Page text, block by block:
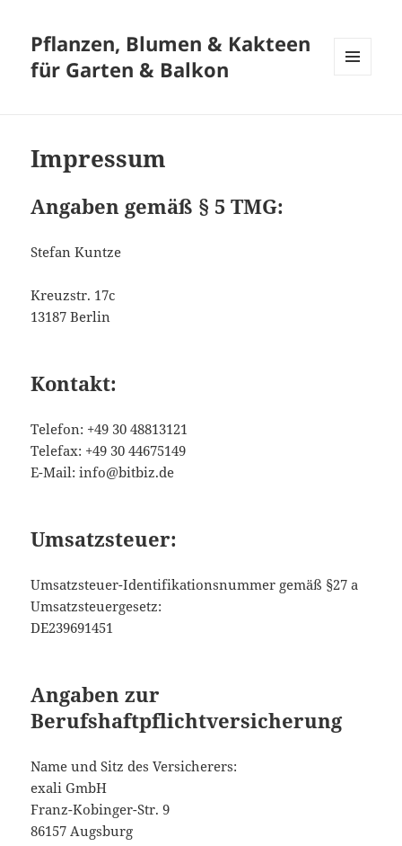
Pflanzen, Blumen & Kakteen
für Garten & Balkon
Impressum
Angaben gemäß § 5 TMG:
Stefan Kuntze
Kreuzstr. 17c
13187 Berlin
Kontakt:
Telefon: +49 30 48813121
Telefax: +49 30 44675149
E-Mail: info@bitbiz.de
Umsatzsteuer:
Umsatzsteuer-Identifikationsnummer gemäß §27 a
Umsatzsteuergesetz:
DE239691451
Angaben zur
Berufshaftpflichtversicherung
Name und Sitz des Versicherers:
exali GmbH
Franz-Kobinger-Str. 9
86157 Augsburg